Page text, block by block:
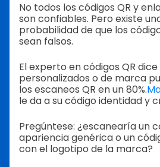
No todos los códigos QR y
son confiables. Pero existe
probabilidad de que los
sean falsos.
El experto en códigos QR
personalizados o de marca
los escaneos QR en un 80%.
le da a su código identidad y
Pregúntese: ¿escanearía un
apariencia genérica o un
con el logotipo de la marca?